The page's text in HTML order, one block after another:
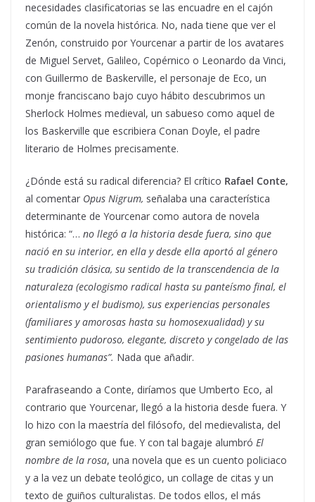
necesidades clasificatorias se las encuadre en el cajón
común de la novela histórica. No, nada tiene que ver el
Zenón, construido por Yourcenar a partir de los avatares
de Miguel Servet, Galileo, Copérnico o Leonardo da Vinci,
con Guillermo de Baskerville, el personaje de Eco, un
monje franciscano bajo cuyo hábito descubrimos un
Sherlock Holmes medieval, un sabueso como aquel de
los Baskerville que escribiera Conan Doyle, el padre
literario de Holmes precisamente.
¿Dónde está su radical diferencia? El crítico Rafael Conte,
al comentar Opus Nigrum, señalaba una característica
determinante de Yourcenar como autora de novela
histórica: “… no llegó a la historia desde fuera, sino que
nació en su interior, en ella y desde ella aportó al género
su tradición clásica, su sentido de la transcendencia de la
naturaleza (ecologismo radical hasta su panteísmo final, el
orientalismo y el budismo), sus experiencias personales
(familiares y amorosas hasta su homosexualidad) y su
sentimiento pudoroso, elegante, discreto y congelado de las
pasiones humanas”. Nada que añadir.
Parafraseando a Conte, diríamos que Umberto Eco, al
contrario que Yourcenar, llegó a la historia desde fuera. Y
lo hizo con la maestría del filósofo, del medievalista, del
gran semiólogo que fue. Y con tal bagaje alumbró El
nombre de la rosa, una novela que es un cuento policiaco
y a la vez un debate teológico, un collage de citas y un
texto de guiños culturalistas. De todos ellos, el más